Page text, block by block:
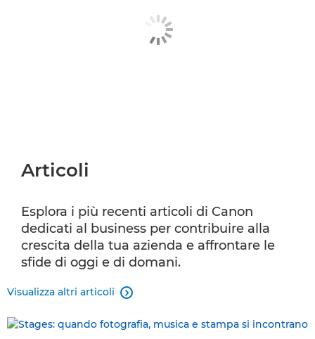
Articoli
Esplora i più recenti articoli di Canon
dedicati al business per contribuire alla
crescita della tua azienda e affrontare le
sfide di oggi e di domani.
Visualizza altri articoli 